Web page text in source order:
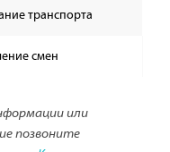
транспорта
смен
или
позвоните